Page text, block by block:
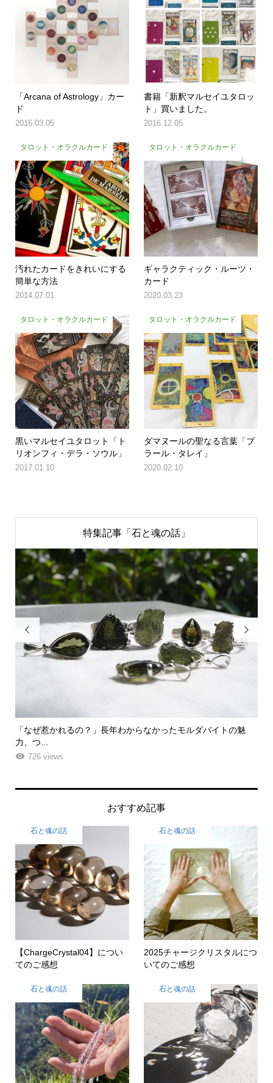
「Arcana of Astrology」カー
ド
2016.03.05
書籍「新釈マルセイユタロッ
ト」買いました。
2016.12.05
タロット・オラクルカード
汚れたカードをきれいにする
簡単な方法
2014.07.01
タロット・オラクルカード
ギャラクティック・ルーツ・
カード
2020.03.23
タロット・オラクルカード
黒いマルセイユタロット「ト
リオンフィ・デラ・ソウル」
2017.01.10
タロット・オラクルカード
ダマヌールの聖なる言葉「ブ
ラール・タレイ」
2020.02.10
特集記事「石と魂の話」

「なぜ惹かれるの？」長年わからなかったモルダバイトの魅
力、つ...
726 views

おすすめ記事
石と魂の話
【ChargeCrystal04】につい
てのご感想
石と魂の話
2025チャージクリスタルにつ
いてのご感想
石と魂の話 石と魂の話